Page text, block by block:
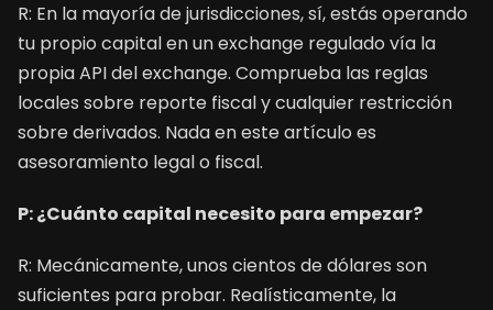
R: En la mayoría de jurisdicciones, sí, estás operando
tu propio capital en un exchange regulado vía la
propia API del exchange. Comprueba las reglas
locales sobre reporte fiscal y cualquier restricción
sobre derivados. Nada en este artículo es
asesoramiento legal o fiscal.
P: ¿Cuánto capital necesito para empezar?
R: Mecánicamente, unos cientos de dólares son
suficientes para probar. Realísticamente, la